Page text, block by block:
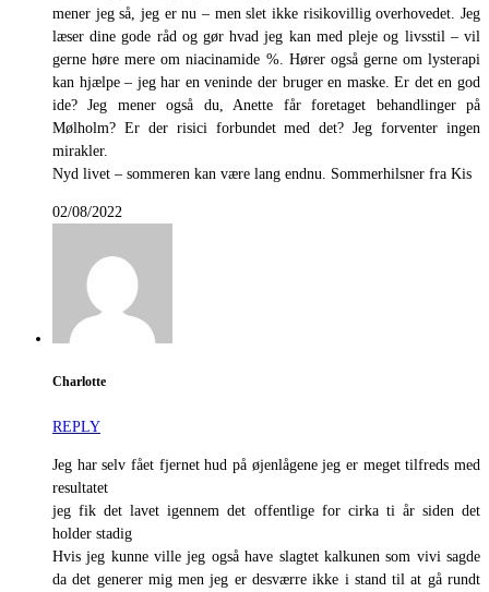
mener jeg så, jeg er nu – men slet ikke risikovillig overhovedet. Jeg
læser dine gode råd og gør hvad jeg kan med pleje og livsstil – vil
gerne høre mere om niacinamide %. Hører også gerne om lysterapi
kan hjælpe – jeg har en veninde der bruger en maske. Er det en god
ide? Jeg mener også du, Anette får foretaget behandlinger på
Mølholm? Er der risici forbundet med det? Jeg forventer ingen
mirakler.
Nyd livet – sommeren kan være lang endnu. Sommerhilsner fra Kis
02/08/2022
Charlotte
REPLY
Jeg har selv fået fjernet hud på øjenlågene jeg er meget tilfreds med
resultatet
jeg fik det lavet igennem det offentlige for cirka ti år siden det
holder stadig
Hvis jeg kunne ville jeg også have slagtet kalkunen som vivi sagde
da det generer mig men jeg er desværre ikke i stand til at gå rundt